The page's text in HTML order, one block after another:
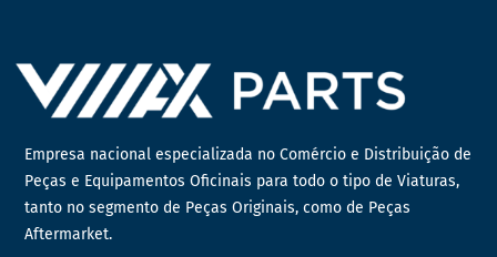
Empresa nacional especializada no Comércio e Distribuição de
Peças e Equipamentos Oficinais para todo o tipo de Viaturas,
tanto no segmento de Peças Originais, como de Peças
Aftermarket.